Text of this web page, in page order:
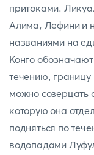
притоками.
Алима, Лефини и
названиями на
Конго
течению,
можно созерцать
которую она
подняться по
водопадами